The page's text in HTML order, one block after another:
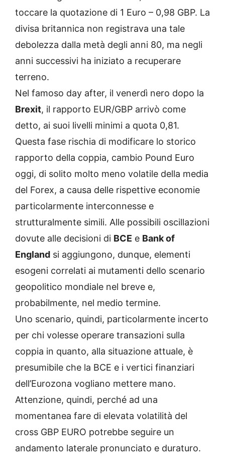
toccare la quotazione di 1 Euro – 0,98 GBP. La
divisa britannica non registrava una tale
debolezza dalla metà degli anni 80, ma negli
anni successivi ha iniziato a recuperare
terreno.
Nel famoso day after, il venerdì nero dopo la
Brexit, il rapporto EUR/GBP arrivò come
detto, ai suoi livelli minimi a quota 0,81.
Questa fase rischia di modificare lo storico
rapporto della coppia, cambio Pound Euro
oggi, di solito molto meno volatile della media
del Forex, a causa delle rispettive economie
particolarmente interconnesse e
strutturalmente simili. Alle possibili oscillazioni
dovute alle decisioni di BCE e Bank of
England si aggiungono, dunque, elementi
esogeni correlati ai mutamenti dello scenario
geopolitico mondiale nel breve e,
probabilmente, nel medio termine.
Uno scenario, quindi, particolarmente incerto
per chi volesse operare transazioni sulla
coppia in quanto, alla situazione attuale, è
presumibile che la BCE e i vertici finanziari
dell’Eurozona vogliano mettere mano.
Attenzione, quindi, perché ad una
momentanea fare di elevata volatilità del
cross GBP EURO potrebbe seguire un
andamento laterale pronunciato e duraturo.